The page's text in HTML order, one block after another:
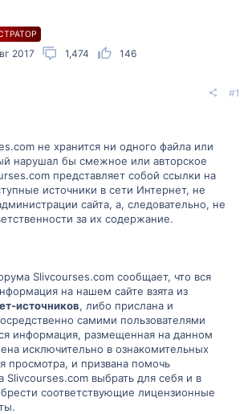
2017 1,474 146
#1
не хранится ни одного файла или
нарушал бы смежное или авторское
представляет собой ссылки на
источники в сети Интернет, не
сайта, а, следовательно, не
за их содержание.
Slivcourses.com сообщает, что вся
на нашем сайте взята из
источников, либо прислана и
самими пользователями
информация, размещенная на данном
исключительно в ознакомительных
просмотра, и призвана помочь
Slivcourses.com выбрать для себя и в
соответствующие лицензионные